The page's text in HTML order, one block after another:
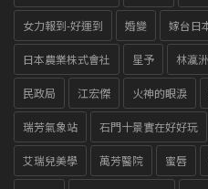
女力報到-好運到 婚變 嫁台日
日本農業株式會社 星予 林瀛洲
民政局 江宏傑 火神的眼淚
瑞芳氣象站 石門十景實在好好玩
艾瑞兒美學 萬芳醫院 蜜唇